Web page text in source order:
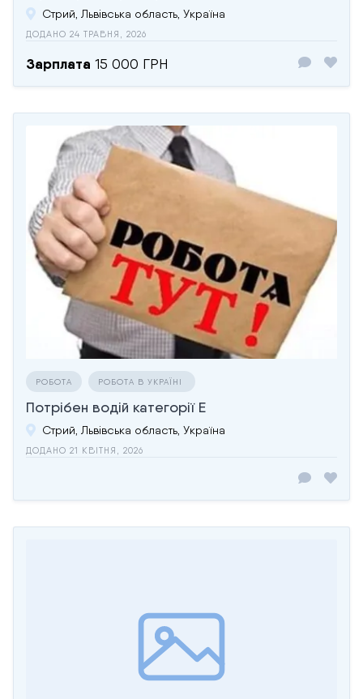
Стрий, Львівська область, Україна
ДОДАНО 24 ТРАВНЯ, 2026
Зарплата 15 000 ГРН
РОБОТА РОБОТА В УКРАЇНІ
Потрібен водій категорії Е
Стрий, Львівська область, Україна
ДОДАНО 21 КВІТНЯ, 2026